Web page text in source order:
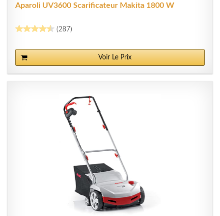
Aparoli UV3600 Scarificateur Makita 1800 W
(287)
Voir Le Prix